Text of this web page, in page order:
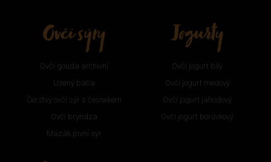
Ovčí sýry
Ovčí gouda archivní
Uzený bača
Čerstvý ovčí sýr s česnekem
Ovčí bryndza
Mazák pivní sýr
Jogurty
Ovčí jogurt bílý
Ovčí jogurt medový
Ovčí jogurt jahodový
Ovčí jogurt borůvkový